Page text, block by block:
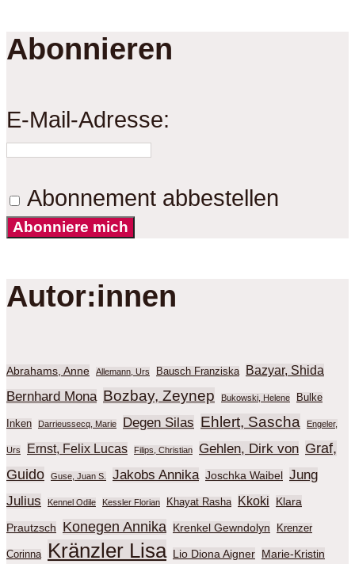
Abonnieren
E-Mail-Adresse:
Abonnement abbestellen
Abonniere mich
Autor:innen
Abrahams, Anne Allemann, Urs Bausch Franziska Bazyar, Shida
Bernhard Mona Bozbay, Zeynep Bukowski, Helene Bulke
Inken Darrieussecq, Marie Degen Silas Ehlert, Sascha Engeler,
Urs Ernst, Felix Lucas Filips, Christian Gehlen, Dirk von Graf,
Guido
Guse, Juan S. Jakobs Annika Joschka Waibel Jung
Julius
Kennel Odile Kessler Florian Khayat Rasha Kkoki Klara
Prautzsch Konegen Annika Krenkel Gewndolyn Krenzer
Corinna Kränzler Lisa Lio Diona Aigner Marie-Kristin